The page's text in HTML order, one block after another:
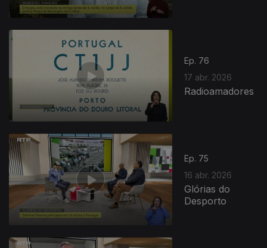
Ep. 76
17 abr. 2026
Radioamadores
Ep. 75
16 abr. 2026
Glórias do
Desporto